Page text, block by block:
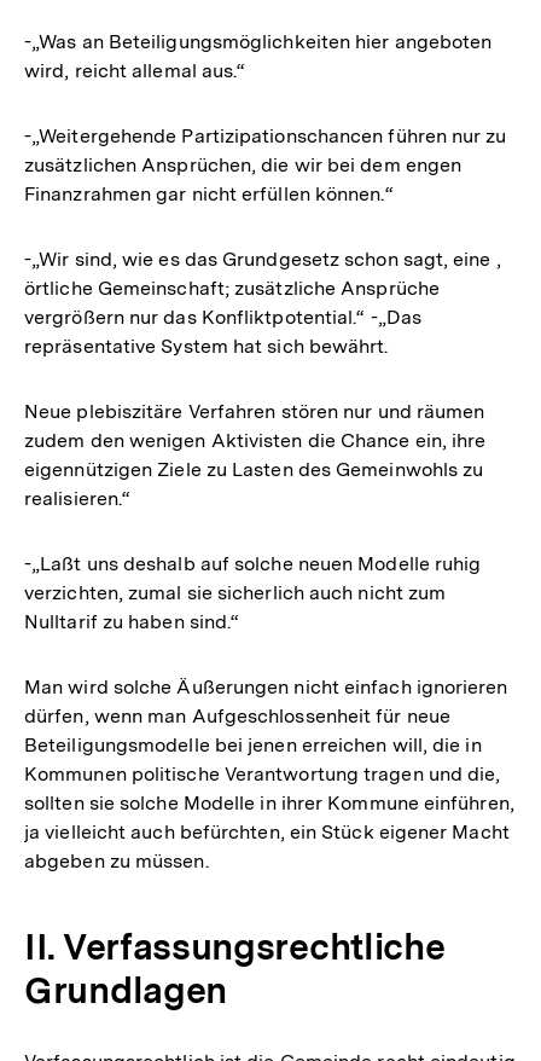
-„Was an Beteiligungsmöglichkeiten hier angeboten
wird, reicht allemal aus.“
-„Weitergehende Partizipationschancen führen nur zu
zusätzlichen Ansprüchen, die wir bei dem engen
Finanzrahmen gar nicht erfüllen können.“
-„Wir sind, wie es das Grundgesetz schon sagt, eine ,
örtliche Gemeinschaft; zusätzliche Ansprüche
vergrößern nur das Konfliktpotential.“ -„Das
repräsentative System hat sich bewährt.
Neue plebiszitäre Verfahren stören nur und räumen
zudem den wenigen Aktivisten die Chance ein, ihre
eigennützigen Ziele zu Lasten des Gemeinwohls zu
realisieren.“
-„Laßt uns deshalb auf solche neuen Modelle ruhig
verzichten, zumal sie sicherlich auch nicht zum
Nulltarif zu haben sind.“
Man wird solche Äußerungen nicht einfach ignorieren
dürfen, wenn man Aufgeschlossenheit für neue
Beteiligungsmodelle bei jenen erreichen will, die in
Kommunen politische Verantwortung tragen und die,
sollten sie solche Modelle in ihrer Kommune einführen,
ja vielleicht auch befürchten, ein Stück eigener Macht
abgeben zu müssen.
II. Verfassungsrechtliche
Grundlagen